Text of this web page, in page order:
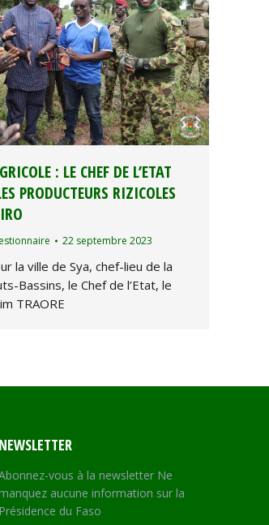
: LE CHEF DE L’ETAT
PRODUCTEURS RIZICOLES
22 septembre 2023
la ville de Sya, chef-lieu de la
Bassins, le Chef de l’Etat, le
TRAORE
NEWSLETTER
vous à la newsletter Ne
aucune information sur la
Présidence du Faso